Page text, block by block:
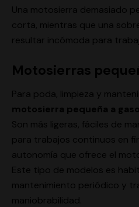
Una motosierra demasiado
corta, mientras que una
resultar incómoda para
Motosierras
Para poda, limpieza y
motosierra pequeña a
Son más ligeras, fáciles de
para trabajos continuos en
autonomía que ofrece el
Este tipo de modelos es
mantenimiento periódico y
maniobrabilidad.